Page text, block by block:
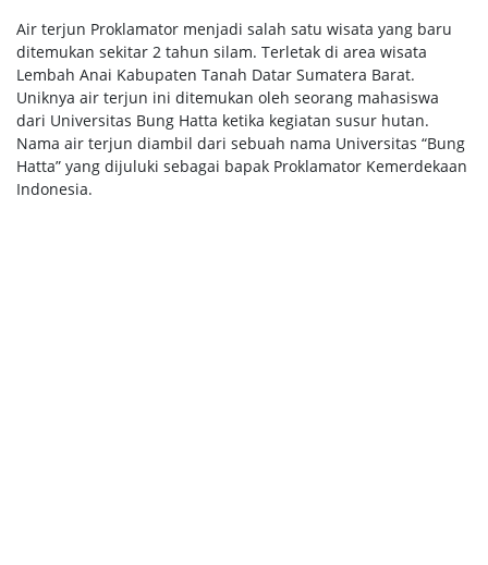
Air terjun Proklamator menjadi salah satu wisata yang baru
ditemukan sekitar 2 tahun silam. Terletak di area wisata
Lembah Anai Kabupaten Tanah Datar Sumatera Barat.
Uniknya air terjun ini ditemukan oleh seorang mahasiswa
dari Universitas Bung Hatta ketika kegiatan susur hutan.
Nama air terjun diambil dari sebuah nama Universitas “Bung
Hatta” yang dijuluki sebagai bapak Proklamator Kemerdekaan
Indonesia.